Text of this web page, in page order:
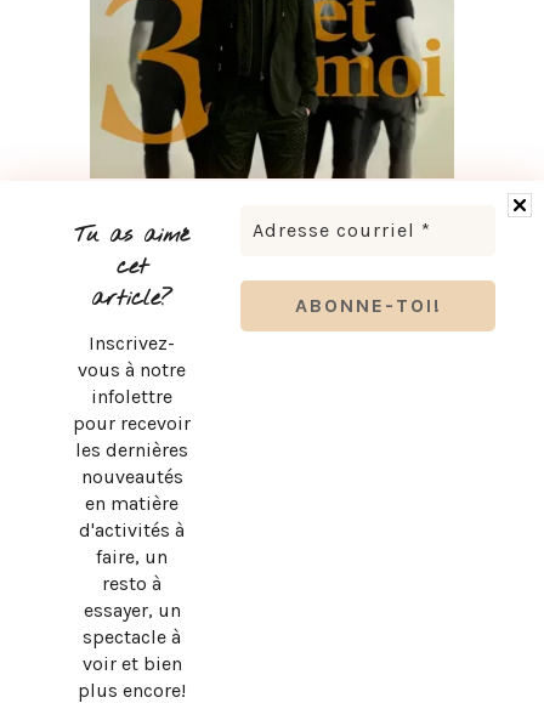
Tu as aimé
cet
article?
Inscrivez-
vous à notre
infolettre
pour recevoir
les dernières
nouveautés
en matière
d'activités à
faire, un
resto à
essayer, un
spectacle à
voir et bien
plus encore!
SUBWAY QUÉBEC : LE RETOUR OFFICIEL DU PAIN PLAT